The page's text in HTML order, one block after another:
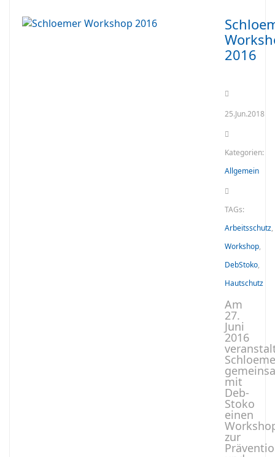
2016
25.Jun.2018
Kategorien:
Allgemein
TAGs:
Arbeitsschutz,
Workshop,
DebStoko,
Hautschutz
Am
27.
Juni
2016
mit
Deb-
Stoko
einen
zur